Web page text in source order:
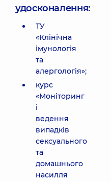
удосконалення:
ТУ
«Клінічна
імунологія
та
алергологія»;
курс
«Моніторинг
і
ведення
випадків
сексуального
та
домашнього
насилля